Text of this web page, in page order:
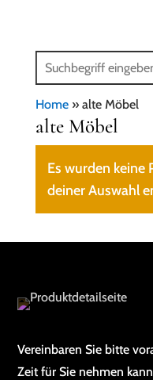
Home» alte Möbel
alte Möbel
Es wurden keine
deiner Auswahl
Vereinbaren Sie bitte
Zeit für Sie nehmen